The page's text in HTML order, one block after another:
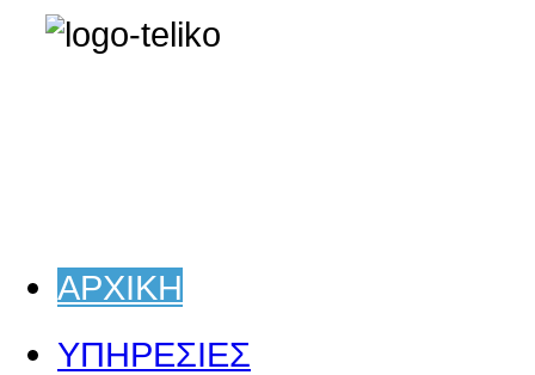
ΑΡΧΙΚΗ
ΥΠΗΡΕΣΙΕΣ